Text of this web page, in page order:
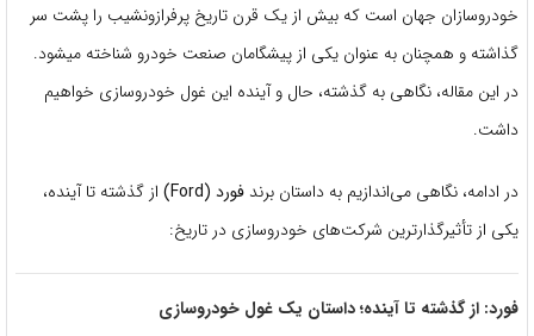
خودروسازان جهان است که بیش از یک قرن تاریخ پرفرازونشیب را پشت سر
گذاشته و همچنان به عنوان یکی از پیشگامان صنعت خودرو شناخته میشود.
در این مقاله، نگاهی به گذشته، حال و آینده این غول خودروسازی خواهیم
داشت.
در ادامه، نگاهی می‌اندازیم به داستان برند فورد (Ford)
از گذشته تا آینده،
یکی از تأثیرگذارترین شرکت‌های خودروسازی در تاریخ:
فورد: از گذشته تا آینده؛ داستان یک غول خودروسازی